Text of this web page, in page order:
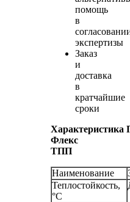
помощь
в
экспертизы
Заказ
и
доставка
в
кратчайшие
сроки
Характеристика
Флекс
ТПП
Наименование
Теплостойкость,
°С